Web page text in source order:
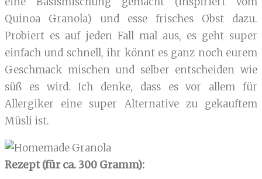
Quinoa Granola) und esse frisches Obst dazu.
Probiert es auf jeden Fall mal aus, es geht super
einfach und schnell, ihr könnt es ganz noch eurem
Geschmack mischen und selber entscheiden wie
süß es wird. Ich denke, dass es vor allem für
Allergiker eine super Alternative zu gekauftem
Müsli ist.
Rezept (für ca. 300 Gramm):